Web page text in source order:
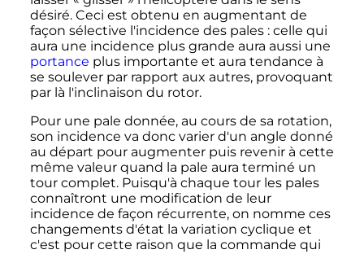
désiré. Ceci est obtenu en augmentant de
façon sélective l'incidence des pales : celle qui
aura une incidence plus grande aura aussi une
portance plus importante et aura tendance à
se soulever par rapport aux autres, provoquant
par là l'inclinaison du rotor.
Pour une pale donnée, au cours de sa rotation,
son incidence va donc varier d'un angle donné
au départ pour augmenter puis revenir à cette
même valeur quand la pale aura terminé un
tour complet. Puisqu'à chaque tour les pales
connaîtront une modification de leur
incidence de façon récurrente, on nomme ces
changements d'état la variation cyclique et
c'est pour cette raison que la commande qui